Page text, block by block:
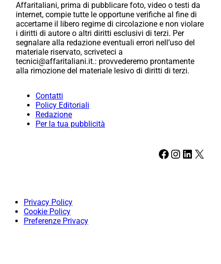
Affaritaliani, prima di pubblicare foto, video o testi da
internet, compie tutte le opportune verifiche al fine di
accertarne il libero regime di circolazione e non violare
i diritti di autore o altri diritti esclusivi di terzi. Per
segnalare alla redazione eventuali errori nell’uso del
materiale riservato, scriveteci a
tecnici@affaritaliani.it.: provvederemo prontamente
alla rimozione del materiale lesivo di diritti di terzi.
Contatti
Policy Editoriali
Redazione
Per la tua pubblicità
Facebook Instagram LinkedIn X
Privacy Policy
Cookie Policy
Preferenze Privacy